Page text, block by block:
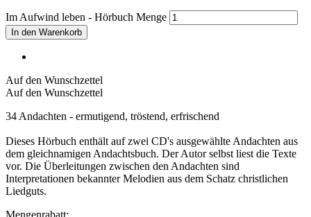
Im Aufwind leben - Hörbuch Menge
In den Warenkorb
Auf den Wunschzettel
Auf den Wunschzettel
34 Andachten - ermutigend, tröstend, erfrischend
Dieses Hörbuch enthält auf zwei CD's ausgewählte Andachten aus
dem gleichnamigen Andachtsbuch. Der Autor selbst liest die Texte
vor. Die Überleitungen zwischen den Andachten sind
Interpretationen bekannter Melodien aus dem Schatz christlichen
Liedguts.